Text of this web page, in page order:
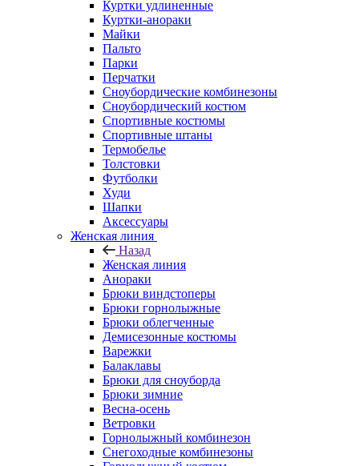
Куртки удлиненные
Куртки-анораки
Майки
Пальто
Парки
Перчатки
Сноубордические комбинезоны
Сноубордический костюм
Спортивные костюмы
Спортивные штаны
Термобелье
Толстовки
Футболки
Худи
Шапки
Аксессуары
Женская линия
Назад
Женская линия
Анораки
Брюки виндстоперы
Брюки горнолыжные
Брюки облегченные
Демисезонные костюмы
Варежки
Балаклавы
Брюки для сноуборда
Брюки зимние
Весна-осень
Ветровки
Горнолыжный комбинезон
Снегоходные комбинезоны